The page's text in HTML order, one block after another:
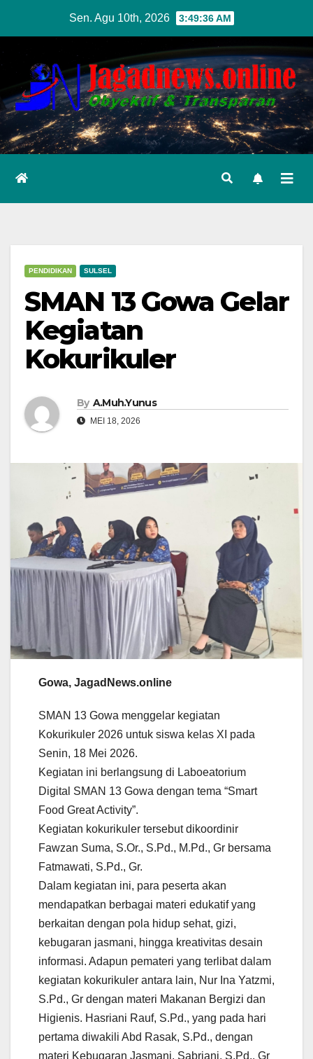
content
Sen. Agu 10th, 2026 3:49:37 AM
PENDIDIKAN SULSEL
SMAN 13 Gowa Gelar
Kegiatan
Kokurikuler
By A.Muh.Yunus
MEI 18, 2026
Gowa, JagadNews.online
SMAN 13 Gowa menggelar kegiatan
Kokurikuler 2026 untuk siswa kelas XI pada
Senin, 18 Mei 2026.
Kegiatan ini berlangsung di Laboeatorium
Digital SMAN 13 Gowa dengan tema “Smart
Food Great Activity”.
Kegiatan kokurikuler tersebut dikoordinir
Fawzan Suma, S.Or., S.Pd., M.Pd., Gr bersama
Fatmawati, S.Pd., Gr.
Dalam kegiatan ini, para peserta akan
mendapatkan berbagai materi edukatif yang
berkaitan dengan pola hidup sehat, gizi,
kebugaran jasmani, hingga kreativitas desain
informasi. Adapun pemateri yang terlibat dalam
kegiatan kokurikuler antara lain, Nur Ina Yatzmi,
S.Pd., Gr dengan materi Makanan Bergizi dan
Higienis. Hasriani Rauf, S.Pd., yang pada hari
pertama diwakili Abd Rasak, S.Pd., dengan
materi Kebugaran Jasmani. Sabriani, S.Pd., Gr